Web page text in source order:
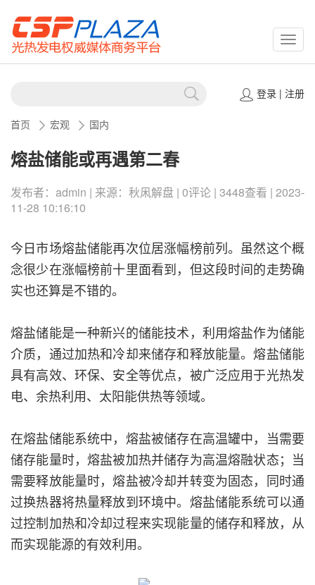
登录| 注册
首页 宏观 国内
熔盐储能或再遇第二春
发布者：admin | 来源：秋凩解盘 | 0评论 | 3448查看 | 2023-
11-28 10:16:10
今日市场熔盐储能再次位居涨幅榜前列。虽然这个概
念很少在涨幅榜前十里面看到，但这段时间的走势确
实也还算是不错的。
熔盐储能是一种新兴的储能技术，利用熔盐作为储能
介质，通过加热和冷却来储存和释放能量。熔盐储能
具有高效、环保、安全等优点，被广泛应用于光热发
电、余热利用、太阳能供热等领域。
在熔盐储能系统中，熔盐被储存在高温罐中，当需要
储存能量时，熔盐被加热并储存为高温熔融状态；当
需要释放能量时，熔盐被冷却并转变为固态，同时通
过换热器将热量释放到环境中。熔盐储能系统可以通
过控制加热和冷却过程来实现能量的储存和释放，从
而实现能源的有效利用。